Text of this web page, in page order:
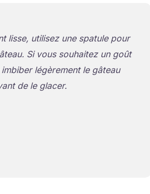
lisse, utilisez une spatule pour
Si vous souhaitez un goût
légèrement le gâteau
de le glacer.